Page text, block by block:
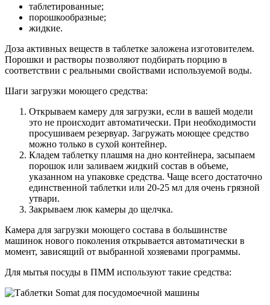
таблетированные;
порошкообразные;
жидкие.
Доза активных веществ в таблетке заложена изготовителем.
Порошки и растворы позволяют подбирать порцию в
соответствии с реальными свойствами используемой воды.
Шаги загрузки моющего средства:
Открываем камеру для загрузки, если в вашей модели
это не происходит автоматически. При необходимости
просушиваем резервуар. Загружать моющее средство
можно только в сухой контейнер.
Кладем таблетку плашмя на дно контейнера, засыпаем
порошок или заливаем жидкий состав в объеме,
указанном на упаковке средства. Чаще всего достаточно
единственной таблетки или 20-25 мл для очень грязной
утвари.
Закрываем люк камеры до щелчка.
Камера для загрузки моющего состава в большинстве
машинок нового поколения открывается автоматически в
момент, зависящий от выбранной хозяевами программы.
Для мытья посуды в ПММ используют такие средства: